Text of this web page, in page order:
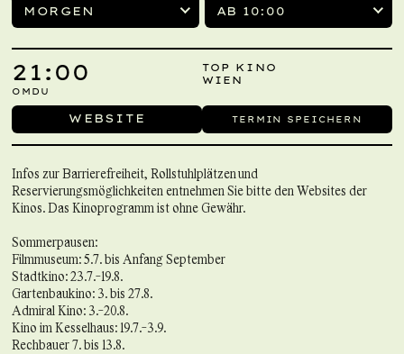
MORGEN AB 10:00
WEBSITE TERMIN SPEICHERN
21:00
TOP KINO
WIEN
OMDU
Infos zur Barrierefreiheit, Rollstuhlplätzen und
Reservierungsmöglichkeiten entnehmen Sie bitte den Websites der
Kinos. Das Kinoprogramm ist ohne Gewähr.
Sommerpausen:
Filmmuseum: 5.7. bis Anfang September
Stadtkino: 23.7.-19.8.
Gartenbaukino: 3. bis 27.8.
Admiral Kino: 3.-20.8.
Kino im Kesselhaus: 19.7.-3.9.
Rechbauer 7. bis 13.8.